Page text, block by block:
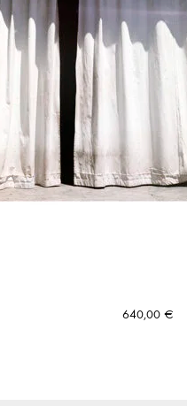
640,00 €